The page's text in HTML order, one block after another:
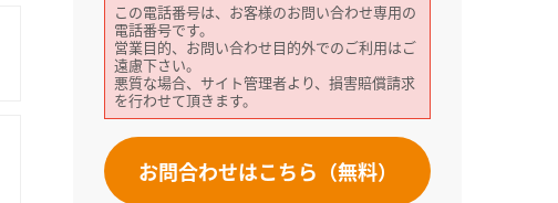
この電話番号は、お客様のお問い合わせ専用の
電話番号です。
営業目的、お問い合わせ目的外でのご利用はご
遠慮下さい。
悪質な場合、サイト管理者より、損害賠償請求
を行わせて頂きます。
お問合わせはこちら（無料）